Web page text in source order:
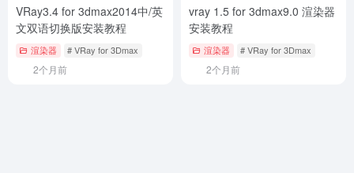
VRay3.4 for 3dmax2014中/英
文双语切换版安装教程
渲染器 # VRay for 3Dmax
2个月前
vray 1.5 for 3dmax9.0 渲染器
安装教程
渲染器 # VRay for 3Dmax
2个月前